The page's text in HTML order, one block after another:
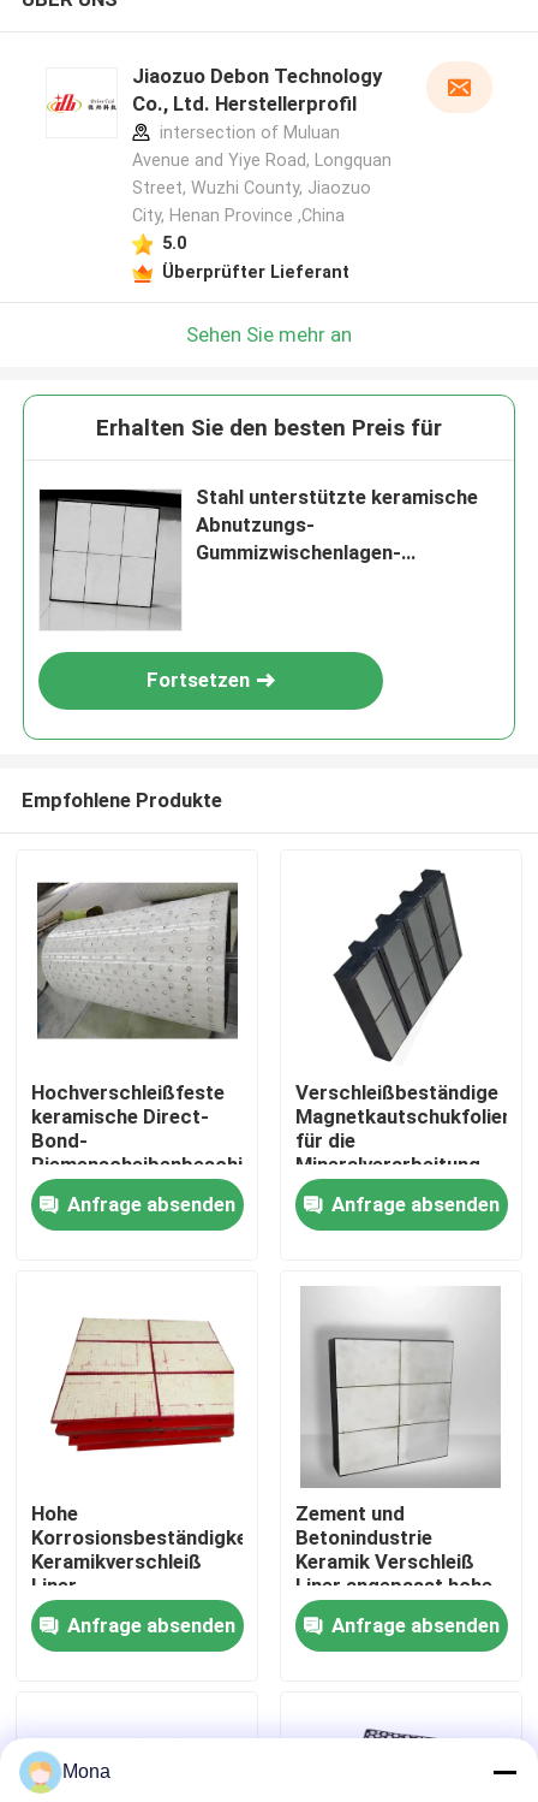
Startseite
Produkte
Über uns
Fabrik Tour
Kontakt
Nachrichten
Tonerde-keramische Zwischenlage
Jiaozuo Debon Technology
Co., Ltd. Herstellerprofil
intersection of Muluan
Avenue and Yiye Road, Longquan
Street, Wuzhi County, Jiaozuo
City, Henan Province ,China
5.0
Überprüfter Lieferant
Sehen Sie mehr an
Erhalten Sie den besten Preis für
Stahl unterstützte keramische
Abnutzungs-
Gummizwischenlagen-
Fortsetzen
Empfohlene Produkte
Hochverschleißfeste
keramische Direct-
Bond-
Riemenscheibenbeschichtung
Anfrage absenden
Verschleißbeständige
Magnetkautschukfolien
für die
Mineralverarbeitung
Anfrage absenden
Hohe
Korrosionsbeständigkeit
Keramikverschleiß
Liner
Abrasionsbeständig
Anfrage absenden
Zement und
Betonindustrie
Keramik Verschleiß
Liner angepasst hohe
Stoßfestigkeit
Anfrage absenden
Mona